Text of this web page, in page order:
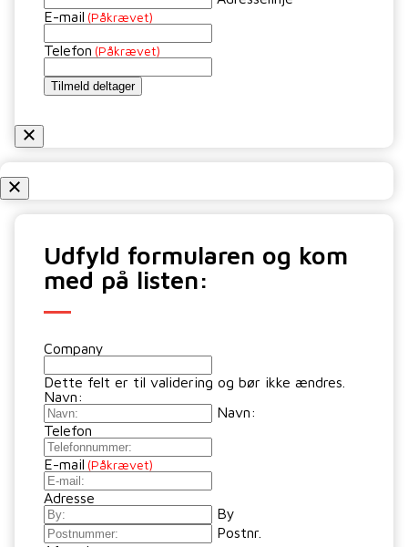
E-mail (Påkrævet)
Telefon (Påkrævet)
Tilmeld deltager
Udfyld formularen og kom
med på listen:
Company
Dette felt er til validering og bør ikke ændres.
Navn:
Navn:
Telefon
E-mail (Påkrævet)
Adresse
By
Postnr.